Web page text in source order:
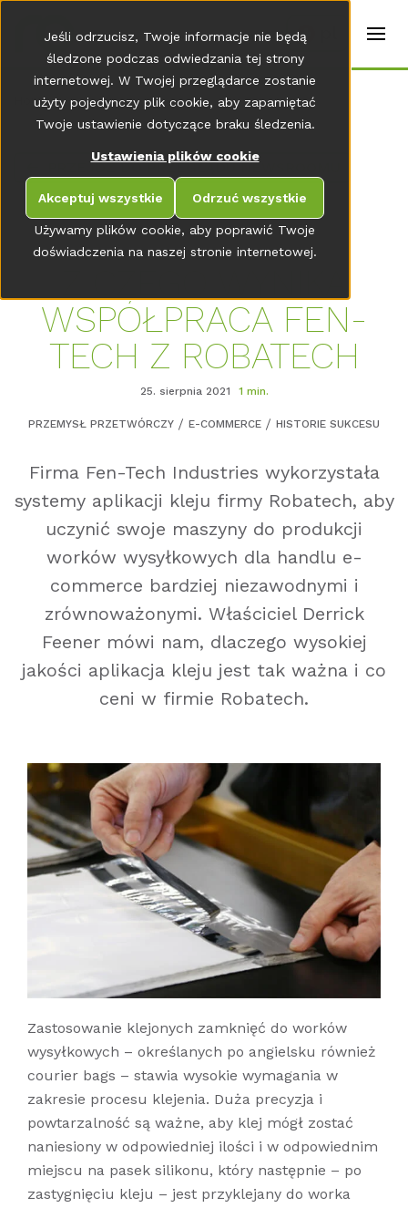
Używamy plików cookie, aby poprawić Twoje
doświadczenia na naszej stronie internetowej.
Jeśli odrzucisz, Twoje informacje nie będą
śledzone podczas odwiedzania tej strony
internetowej. W Twojej przeglądarce zostanie
użyty pojedynczy plik cookie, aby zapamiętać
Twoje ustawienie dotyczące braku śledzenia.
Ustawienia plików cookie
Akceptuj wszystkie Odrzuć wszystkie
t
r
s
E
n
g
Home
PRZEJDŹ DO PRZEGLĄDU NEWSROOMU
WSPÓŁPRACA FEN-
TECH Z ROBATECH
25. sierpnia 2021 1 min.
PRZEMYSŁ PRZETWÓRCZY E-COMMERCE HISTORIE SUKCESU
Firma Fen-Tech Industries wykorzystała
systemy aplikacji kleju firmy Robatech, aby
uczynić swoje maszyny do produkcji
worków wysyłkowych dla handlu e-
commerce bardziej niezawodnymi i
zrównoważonymi. Właściciel Derrick
Feener mówi nam, dlaczego wysokiej
jakości aplikacja kleju jest tak ważna i co
ceni w firmie Robatech.
Zastosowanie klejonych zamknięć do worków
wysyłkowych – określanych po angielsku również
courier bags – stawia wysokie wymagania w
zakresie procesu klejenia. Duża precyzja i
powtarzalność są ważne, aby klej mógł zostać
naniesiony w odpowiedniej ilości i w odpowiednim
miejscu na pasek silikonu, który następnie – po
zastygnięciu kleju – jest przyklejany do worka